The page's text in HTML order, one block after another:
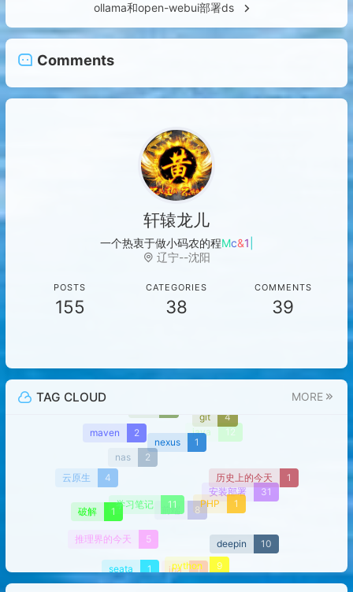
ollama和open-webui部署ds
Comments
轩辕龙儿
一个热衷于做Sz~T_
辽宁--沈阳
POSTS
155
CATEGORIES
38
COMMENTS
39
TAG CLOUD MORE
java 12
安装部署
31
前端
8
nas 2
git 4
历史上的今天 1
deepin 10
jpa 1
推理界的今天 5
云原生 4
maven 2
nexus
PHP
python 9
seata 1
破解 1
学习笔记 11